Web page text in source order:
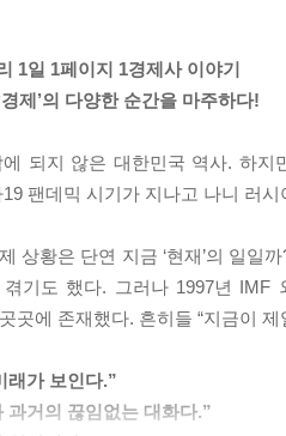
고속도로, 소양강댐, 서산방조
크푸르트 사장단 회의에서 이건
산업 이야기」중에서
만 당시 부모 세대에게는 우리 아
됐던 시절이다.
경제」중에서
치한 리조트이다. 재일교포 출신
이에서 힌트를 얻은 것 같지만, 일
1일 1페이지 1경제사 이야기
제’의 다양한 순간을 마주하다!
에 되지 않은 대한민국 역사. 하
팬데믹 시기가 지나고 나니 러
상황은 단연 지금 ‘현재’의 일일
기도 했다. 그러나 1997년 IMF
곳에 존재했다. 흔히들 “지금이
래가 보인다.”
과거의 끊임없는 대화다.”